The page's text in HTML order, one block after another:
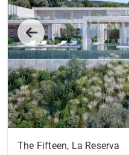
Previous
The Fifteen, La Reserva